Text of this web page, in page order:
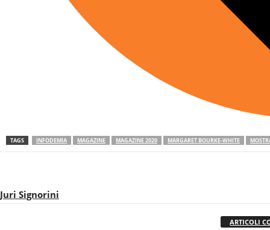
TAGS INFODEMIA MAGAZINE MAGAZINE 2020 MARGARET BOURKE-WHITE
Juri Signorini
ARTICOLI